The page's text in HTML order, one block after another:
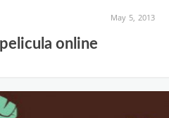
May 5, 2013
online